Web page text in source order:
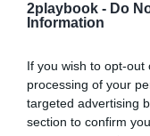
2playbook - Do
Information
If you wish to opt-
processing of your
targeted advertising
section to confirm
¡Hazte Socio o